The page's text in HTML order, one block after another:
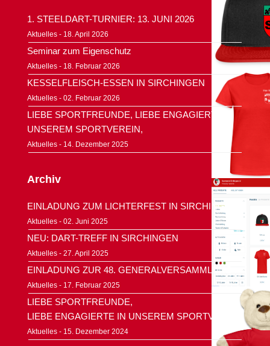
1. STEELDART-TURNIER: 13. JUNI 2026
Aktuelles - 18. April 2026
Seminar zum Eigenschutz
Aktuelles - 18. Februar 2026
KESSELFLEISCH-ESSEN IN SIRCHINGEN
Aktuelles - 02. Februar 2026
LIEBE SPORTFREUNDE, LIEBE ENGAGIERTE IN
UNSEREM SPORTVEREIN,
Aktuelles - 14. Dezember 2025
Archiv
EINLADUNG ZUM LICHTERFEST IN SIRCHINGEN
Aktuelles - 02. Juni 2025
NEU: DART-TREFF IN SIRCHINGEN
Aktuelles - 27. April 2025
EINLADUNG ZUR 48. GENERALVERSAMMLUNG
Aktuelles - 17. Februar 2025
LIEBE SPORTFREUNDE,
LIEBE ENGAGIERTE IN UNSEREM SPORTVEREIN,
Aktuelles - 15. Dezember 2024